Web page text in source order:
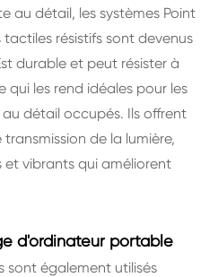
au détail, les systèmes Point
tactiles résistifs sont devenus
durable et peut résister à
qui les rend idéales pour les
détail occupés. Ils offrent
de la lumière,
et vibrants qui améliorent
d'ordinateur portable
sont également utilisés